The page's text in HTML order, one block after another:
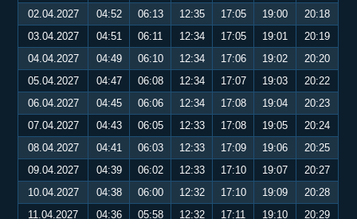
02.04.2027
04:52 06:13 12:35 17:05 19:00
20:18
03.04.2027
04:51 06:11 12:34 17:05 19:01
20:19
04.04.2027
04:49 06:10 12:34 17:06 19:02
20:20
05.04.2027
04:47 06:08 12:34 17:07 19:03
20:22
06.04.2027
04:45 06:06 12:34 17:08 19:04
20:23
07.04.2027
04:43 06:05 12:33 17:08 19:05
20:24
08.04.2027
04:41 06:03 12:33 17:09 19:06
20:25
09.04.2027
04:39 06:02 12:33 17:10 19:07
20:27
10.04.2027
04:38 06:00 12:32 17:10 19:09
20:28
11.04.2027
04:36 05:58 12:32 17:11 19:10 20:29